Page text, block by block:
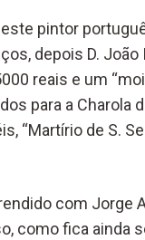
pintor
depois D. João
reais e um
para a Charola
“Martírio de S.
com Jorge
como fica ainda